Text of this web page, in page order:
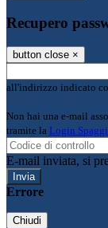
Recupero
button close ×
all'indirizzo indicato
Non hai una e-mail
tramite la Login
E-mail inviata, si
Errore
Chiudi